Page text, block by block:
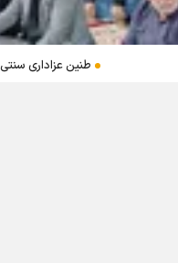
طنین عزاداری